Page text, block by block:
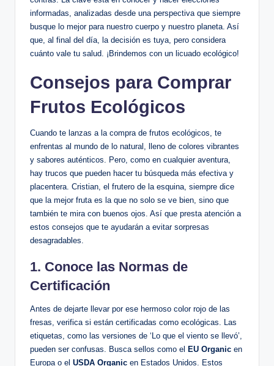
informadas, analizadas desde una perspectiva que siempre
busque lo mejor para nuestro cuerpo y nuestro planeta. Así
que, al final del día, la decisión es tuya, pero considera
cuánto vale tu salud. ¡Brindemos con un licuado ecológico!
Consejos para Comprar
Frutos Ecológicos
Cuando te lanzas a la compra de frutos ecológicos, te
enfrentas al mundo de lo natural, lleno de colores vibrantes
y sabores auténticos. Pero, como en cualquier aventura,
hay trucos que pueden hacer tu búsqueda más efectiva y
placentera. Cristian, el frutero de la esquina, siempre dice
que la mejor fruta es la que no solo se ve bien, sino que
también te mira con buenos ojos. Así que presta atención a
estos consejos que te ayudarán a evitar sorpresas
desagradables.
1. Conoce las Normas de
Certificación
Antes de dejarte llevar por ese hermoso color rojo de las
fresas, verifica si están certificadas como ecológicas. Las
etiquetas, como las versiones de ‘Lo que el viento se llevó’,
pueden ser confusas. Busca sellos como el EU Organic en
Europa o el USDA Organic en Estados Unidos. Estos